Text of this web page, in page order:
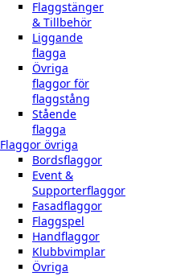
Flaggstänger
& Tillbehör
Liggande
flagga
Övriga
flaggor för
flaggstång
Stående
flagga
Flaggor övriga
Bordsflaggor
Event &
Supporterflaggor
Fasadflaggor
Flaggspel
Handflaggor
Klubbvimplar
Övriga